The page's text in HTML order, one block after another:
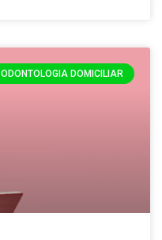
ODONTOLOGIA DOMICILIAR